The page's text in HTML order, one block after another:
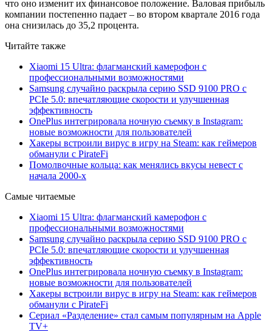
что оно изменит их финансовое положение. Валовая прибыль
компании постепенно падает – во втором квартале 2016 года
она снизилась до 35,2 процента.
Читайте также
Xiaomi 15 Ultra: флагманский камерофон с
профессиональными возможностями
Samsung случайно раскрыла серию SSD 9100 PRO с
PCIe 5.0: впечатляющие скорости и улучшенная
эффективность
OnePlus интегрировала ночную съемку в Instagram:
новые возможности для пользователей
Хакеры встроили вирус в игру на Steam: как геймеров
обманули с PirateFi
Помолвочные кольца: как менялись вкусы невест с
начала 2000-х
Самые читаемые
Xiaomi 15 Ultra: флагманский камерофон с
профессиональными возможностями
Samsung случайно раскрыла серию SSD 9100 PRO с
PCIe 5.0: впечатляющие скорости и улучшенная
эффективность
OnePlus интегрировала ночную съемку в Instagram:
новые возможности для пользователей
Хакеры встроили вирус в игру на Steam: как геймеров
обманули с PirateFi
Сериал «Разделение» стал самым популярным на Apple
TV+